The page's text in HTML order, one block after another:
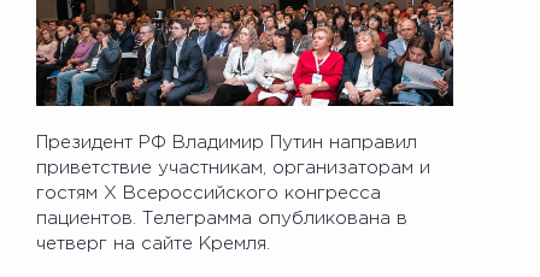
Президент РФ Владимир Путин направил
приветствие участникам, организаторам и
гостям X Всероссийского конгресса
пациентов. Телеграмма опубликована в
четверг на сайте Кремля.